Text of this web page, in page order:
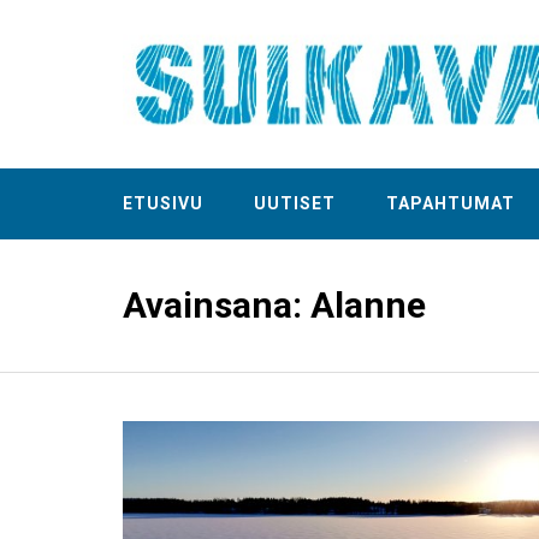
ETUSIVU UUTISET TAPAHTUMAT
Avainsana: Alanne